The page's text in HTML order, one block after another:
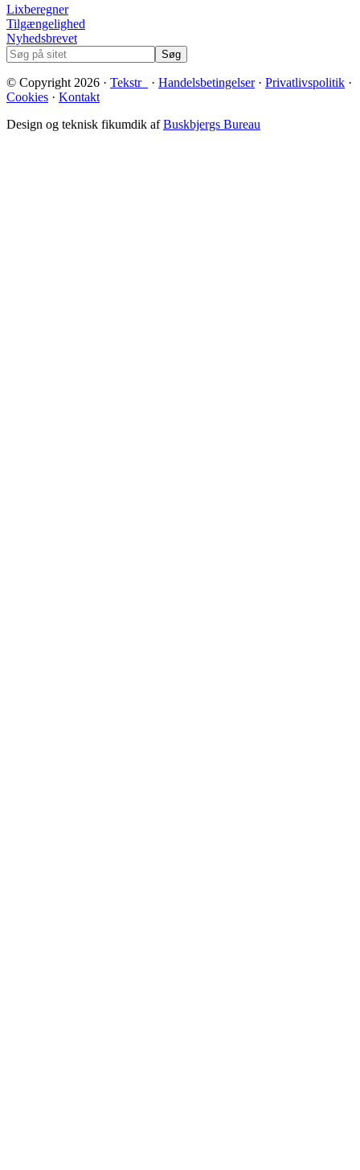
Footer
Lixberegner
Tilgængelighed
Nyhedsbrevet
Søg
på
sitet
© Copyright 2026 · Tekstr_ · Handelsbetingelser· Privatlivspolitik ·
Cookies · Kontakt
Design og teknisk fikumdik afBuskbjergs Bureau